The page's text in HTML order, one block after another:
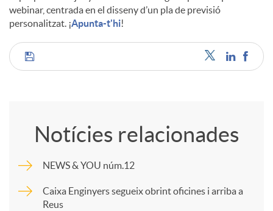
webinar, centrada en el disseny d’un pla de previsió
personalitzat. ¡Apunta-t'hi!
C
m
p
Notícies relacionades
NEWS & YOU núm.12
Caixa Enginyers segueix obrint oficines i arriba a
Reus